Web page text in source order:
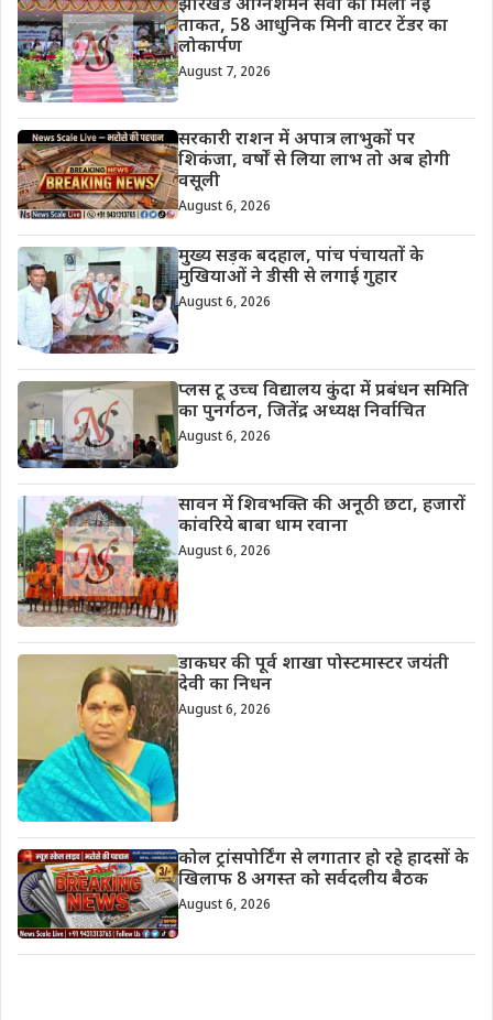
झारखंड अग्निशमन सेवा को मिली नई
ताकत, 58 आधुनिक मिनी वाटर टेंडर का
लोकार्पण
August 7, 2026
सरकारी राशन में अपात्र लाभुकों पर
शिकंजा, वर्षों से लिया लाभ तो अब होगी
वसूली
August 6, 2026
मुख्य सड़क बदहाल, पांच पंचायतों के
मुखियाओं ने डीसी से लगाई गुहार
August 6, 2026
प्लस टू उच्च विद्यालय कुंदा में प्रबंधन समिति
का पुनर्गठन, जितेंद्र अध्यक्ष निर्वाचित
August 6, 2026
सावन में शिवभक्ति की अनूठी छटा, हजारों
कांवरिये बाबा धाम रवाना
August 6, 2026
डाकघर की पूर्व शाखा पोस्टमास्टर जयंती
देवी का निधन
August 6, 2026
कोल ट्रांसपोर्टिंग से लगातार हो रहे हादसों के
खिलाफ 8 अगस्त को सर्वदलीय बैठक
August 6, 2026